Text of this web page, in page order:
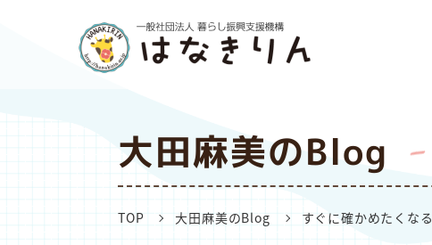
大田麻美のBlog
TOP 大田麻美のBlog すぐに確かめたくなる